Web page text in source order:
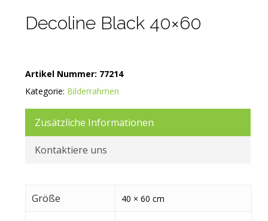
Decoline Black 40×60
Artikel Nummer: 77214
Kategorie: Bilderrahmen
Zusätzliche Informationen
Kontaktiere uns
Größe 40 × 60 cm